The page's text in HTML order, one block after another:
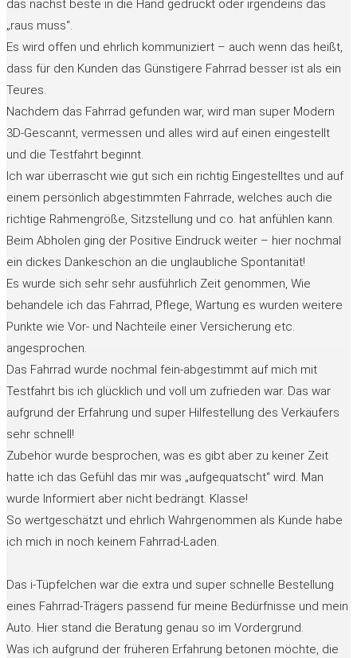
das nächst beste in die Hand gedrückt oder irgendeins das
„raus muss“.
Es wird offen und ehrlich kommuniziert – auch wenn das heißt,
dass für den Kunden das Günstigere Fahrrad besser ist als ein
Teures.
Nachdem das Fahrrad gefunden war, wird man super Modern
3D-Gescannt, vermessen und alles wird auf einen eingestellt
und die Testfahrt beginnt.
Ich war überrascht wie gut sich ein richtig Eingestelltes und auf
einem persönlich abgestimmten Fahrrade, welches auch die
richtige Rahmengröße, Sitzstellung und co. hat anfühlen kann.
Beim Abholen ging der Positive Eindruck weiter – hier nochmal
ein dickes Dankeschön an die unglaubliche Spontanität!
Es wurde sich sehr sehr ausführlich Zeit genommen, Wie
behandele ich das Fahrrad, Pflege, Wartung es wurden weitere
Punkte wie Vor- und Nachteile einer Versicherung etc.
angesprochen.
Das Fahrrad wurde nochmal fein-abgestimmt auf mich mit
Testfahrt bis ich glücklich und voll um zufrieden war. Das war
aufgrund der Erfahrung und super Hilfestellung des Verkäufers
sehr schnell!
Zubehör wurde besprochen, was es gibt aber zu keiner Zeit
hatte ich das Gefühl das mir was „aufgequatscht“ wird. Man
wurde Informiert aber nicht bedrängt. Klasse!
So wertgeschätzt und ehrlich Wahrgenommen als Kunde habe
ich mich in noch keinem Fahrrad-Laden.
Das i-Tüpfelchen war die extra und super schnelle Bestellung
eines Fahrrad-Trägers passend für meine Bedürfnisse und mein
Auto. Hier stand die Beratung genau so im Vordergrund.
Was ich aufgrund der früheren Erfahrung betonen möchte, die